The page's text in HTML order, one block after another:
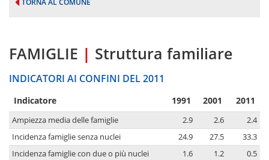
TORNA AL COMUNE
FAMIGLIE | Struttura familiare
INDICATORI AI CONFINI DEL 2011
Indicatore 1991 2001 2011
Ampiezza media delle famiglie 2.9 2.6
2.4
Incidenza famiglie senza nuclei
24.9 27.5
33.3
Incidenza famiglie con due o più nuclei
1.6 1.2 0.5